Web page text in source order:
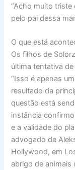
“Acho muito triste
pelo pai dessa
O que está
Os filhos de
última tentativa
“Isso é apenas
resultado da
questão está
instância
e a validade do
advogado de
Hollywood, em
abrigo de animais